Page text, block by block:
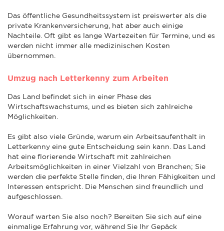
Das öffentliche Gesundheitssystem ist preiswerter als die
private Krankenversicherung, hat aber auch einige
Nachteile. Oft gibt es lange Wartezeiten für Termine, und es
werden nicht immer alle medizinischen Kosten
übernommen.
Umzug nach Letterkenny zum Arbeiten
Das Land befindet sich in einer Phase des
Wirtschaftswachstums, und es bieten sich zahlreiche
Möglichkeiten.
Es gibt also viele Gründe, warum ein Arbeitsaufenthalt in
Letterkenny eine gute Entscheidung sein kann. Das Land
hat eine florierende Wirtschaft mit zahlreichen
Arbeitsmöglichkeiten in einer Vielzahl von Branchen; Sie
werden die perfekte Stelle finden, die Ihren Fähigkeiten und
Interessen entspricht. Die Menschen sind freundlich und
aufgeschlossen.
Worauf warten Sie also noch? Bereiten Sie sich auf eine
einmalige Erfahrung vor, während Sie Ihr Gepäck